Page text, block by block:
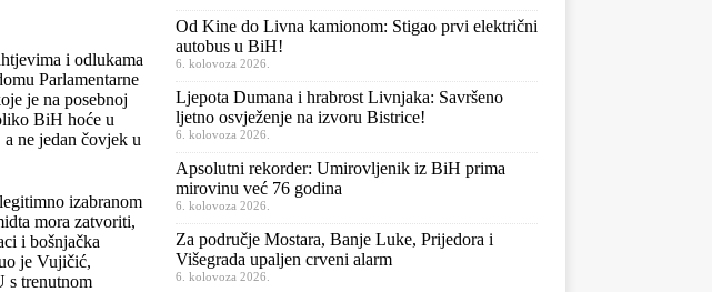
i odlukama
Parlamentarne
je na posebnoj
BiH hoće u
ne jedan čovjek u
izabranom
mora zatvoriti,
i bošnjačka
je Vujičić,
s trenutnom
Od Kine do Livna kamionom: Stigao prvi električni
autobus u BiH!
6. kolovoza 2026.
Ljepota Dumana i hrabrost Livnjaka: Savršeno
ljetno osvježenje na izvoru Bistrice!
6. kolovoza 2026.
Apsolutni rekorder: Umirovljenik iz BiH prima
mirovinu već 76 godina
6. kolovoza 2026.
Za područje Mostara, Banje Luke, Prijedora i
Višegrada upaljen crveni alarm
6. kolovoza 2026.